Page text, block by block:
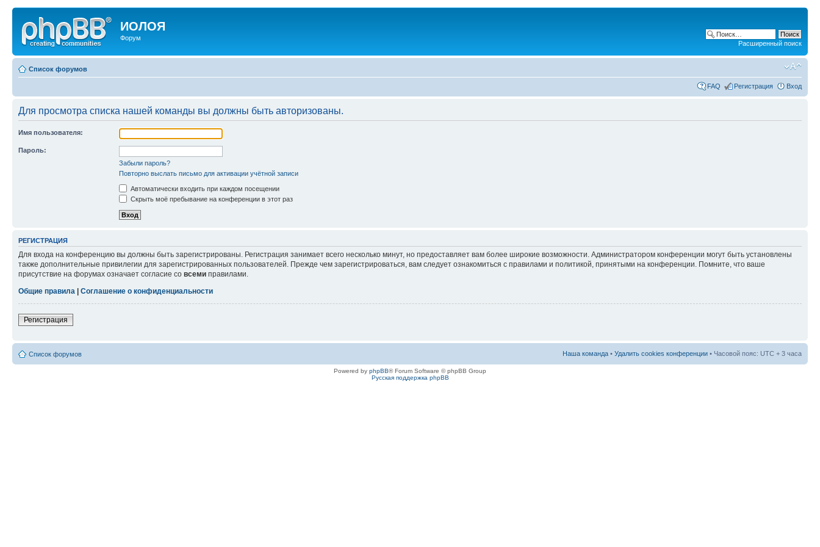
ИОЛОЯ
Форум
Расширенный поиск
Список форумов
FAQ Регистрация Вход
Для просмотра списка нашей команды вы должны быть авторизованы.
Имя пользователя:
Пароль:
Забыли пароль?
Повторно выслать письмо для активации учётной записи
Автоматически входить при каждом посещении
Скрыть моё пребывание на конференции в этот раз
РЕГИСТРАЦИЯ
Для входа на конференцию вы должны быть зарегистрированы. Регистрация занимает всего несколько минут, но предоставляет вам более широкие возможности. Администратором конференции могут быть установлены
также дополнительные привилегии для зарегистрированных пользователей. Прежде чем зарегистрироваться, вам следует ознакомиться с правилами и политикой, принятыми на конференции. Помните, что ваше
присутствие на форумах означает согласие со всеми правилами.
Общие правила
Соглашение о конфиденциальности
Регистрация
Список форумов Наша команда • Удалить cookies конференции • Часовой пояс: UTC + 3 часа
Powered by phpBB® Forum Software © phpBB Group
Русская поддержка phpBB